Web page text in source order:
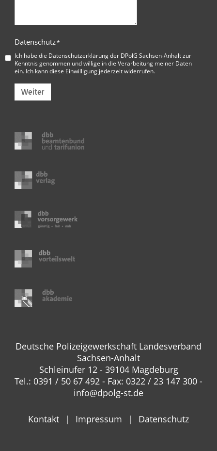
Datenschutz*
Ich habe die Datenschutzerklärung der DPolG Sachsen-Anhaltzur
Kenntnis genommen und willige in die Verarbeitung meiner Daten
ein. Ich kann diese Einwilligung jederzeit widerrufen.
Weiter
Deutsche Polizeigewerkschaft Landesverband
Sachsen-Anhalt
Schleinufer 12 - 39104 Magdeburg
Tel.: 0391 / 50 67 492 - Fax: 0322 / 23 147 300 -
info@dpolg-st.de
Kontakt Impressum Datenschutz